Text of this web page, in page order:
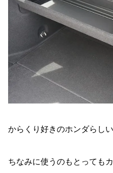
からくり好きのホンダらし
ちなみに使うのもとっても